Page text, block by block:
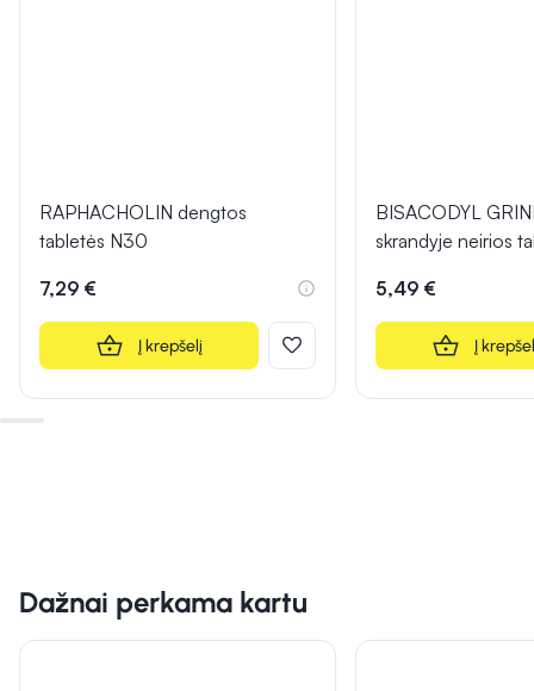
RAPHACHOLIN dengtos
tabletės N30
7,29 €
Į krepšelį
BISACODYL
skrandyje neirios
5,49 €
Į
Dažnai perkama kartu